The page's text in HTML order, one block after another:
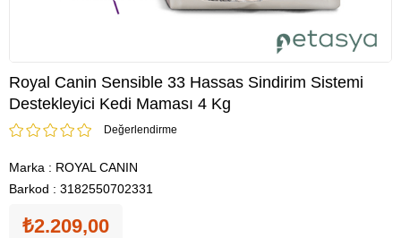
Royal Canin Sensible 33 Hassas Sindirim Sistemi
Destekleyici Kedi Maması 4 Kg
Değerlendirme
Marka : ROYAL CANIN
Barkod : 3182550702331
₺2.209,00